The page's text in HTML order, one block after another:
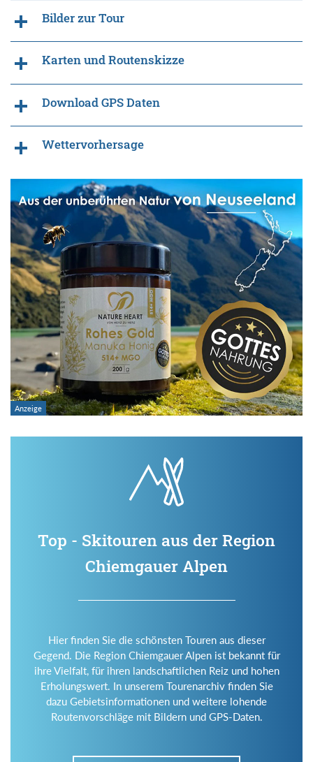
Bilder zur Tour
Karten und Routenskizze
Download GPS Daten
Wettervorhersage
Top - Skitouren aus der Region
Chiemgauer Alpen
Hier finden Sie die schönsten Touren aus dieser
Gegend. Die Region Chiemgauer Alpen ist bekannt für
ihre Vielfalt, für ihren landschaftlichen Reiz und hohen
Erholungswert. In unserem Tourenarchiv finden Sie
dazu Gebietsinformationen und weitere lohende
Routenvorschläge mit Bildern und GPS-Daten.